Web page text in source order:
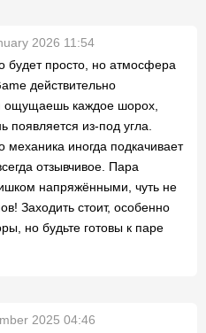
2026 11:54
будет просто, но атмосфера
действительно
ощущаешь каждое шорох,
появляется из-под угла.
механика иногда подкачивает
отзывчивое. Пара
напряжёнными, чуть не
Заходить стоит, особенно
но будьте готовы к паре
2025 04:46